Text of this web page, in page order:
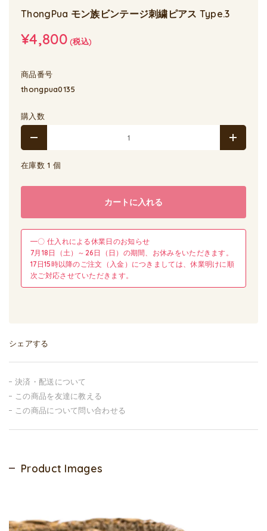
ThongPua モン族ビンテージ刺繍ピアス Type.3
¥4,800(税込)
商品番号
thongpua0135
購入数
在庫数 1 個
カートに入れる
━〇 仕入れによる休業日のお知らせ
7月18日（土）～26日（日）の期間、お休みをいただきます。
17日15時以降のご注文（入金）につきましては、休業明けに順
次ご対応させていただきます。
シェアする
決済・配送について
この商品を友達に教える
この商品について問い合わせる
Product Images